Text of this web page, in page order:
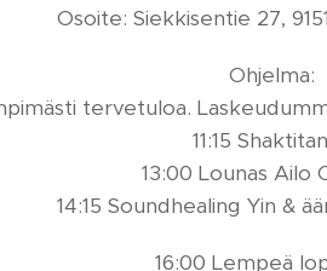
Osoite: Siekkisentie 27,
Ohjelma:
tervetuloa.
11:15
13:00 Lounas Ailo
14:15 Soundhealing Yin &
16:00 Lempeä